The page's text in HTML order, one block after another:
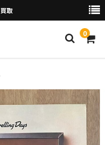
取
0